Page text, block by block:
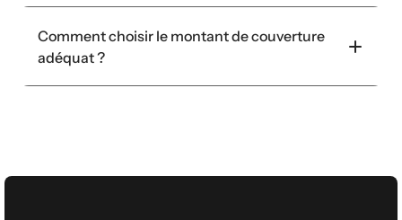
Comment choisir le montant de couverture
adéquat ?